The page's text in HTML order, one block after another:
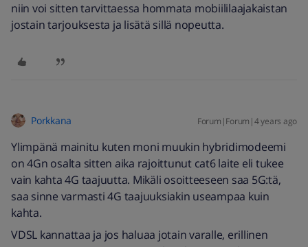
niin voi sitten tarvittaessa hommata mobiililaajakaistan
jostain tarjouksesta ja lisätä sillä nopeutta.
Porkkana Forum|Forum|4 years ago
Ylimpänä mainitu kuten moni muukin hybridimodeemi
on 4Gn osalta sitten aika rajoittunut cat6 laite eli tukee
vain kahta 4G taajuutta. Mikäli osoitteeseen saa 5G:tä,
saa sinne varmasti 4G taajuuksiakin useampaa kuin
kahta.
VDSL kannattaa ja jos haluaa jotain varalle, erillinen